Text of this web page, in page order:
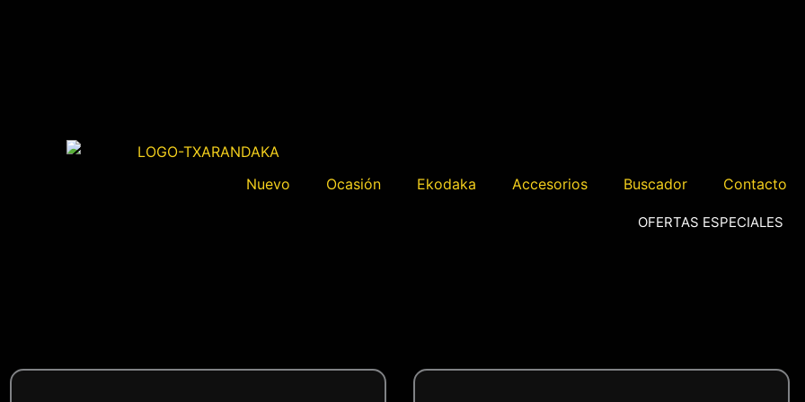
Nuevo Ocasión Ekodaka Accesorios Buscador Contacto
OFERTAS ESPECIALES